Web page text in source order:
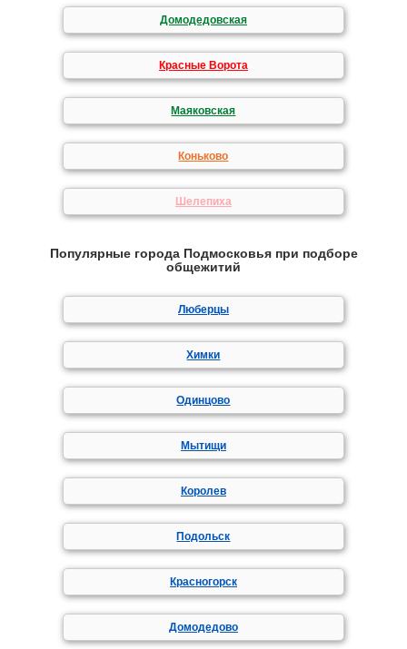
Домодедовская
Красные Ворота
Маяковская
Коньково
Шелепиха
Популярные города Подмосковья при подборе
общежитий
Люберцы
Химки
Одинцово
Мытищи
Королев
Подольск
Красногорск
Домодедово